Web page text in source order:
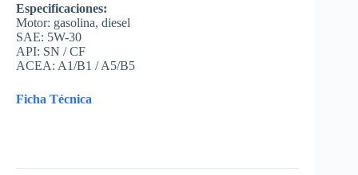
Especificaciones:
Motor: gasolina, diesel
SAE: 5W-30
API: SN / CF
ACEA: A1/B1 / A5/B5
Ficha Técnica